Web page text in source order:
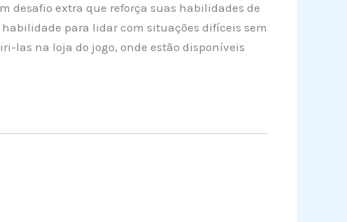
desafio extra que reforça suas habilidades de
para lidar com situações difíceis sem
las na loja do jogo, onde estão disponíveis